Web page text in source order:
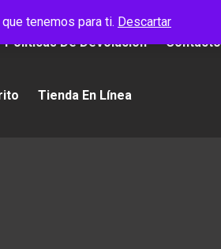
tenemos para ti. Descartar
Políticas De Devolución Contacto
Tienda En Línea